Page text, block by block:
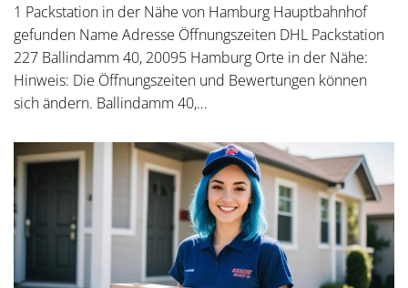
1 Packstation in der Nähe von Hamburg Hauptbahnhof
gefunden Name Adresse Öffnungszeiten DHL Packstation
227 Ballindamm 40, 20095 Hamburg Orte in der Nähe:
Hinweis: Die Öffnungszeiten und Bewertungen können
sich ändern. Ballindamm 40,…